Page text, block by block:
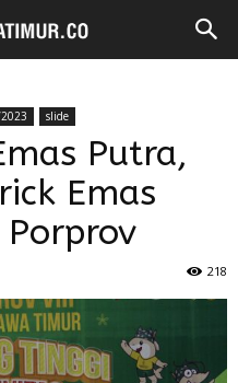
slide
Putra,
Emas
218